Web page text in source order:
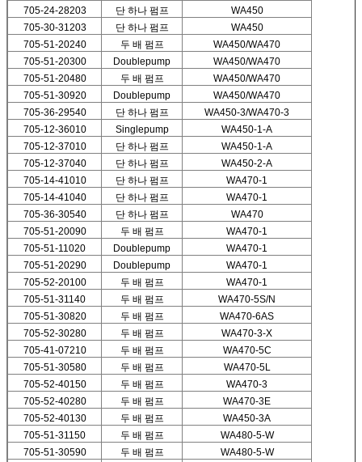
705-24-28203
단 하나 펌프
WA450
705-30-31203
단 하나 펌프
WA450
705-51-20240
두 배 펌프
WA450/WA470
705-51-20300
Doublepump
WA450/WA470
705-51-20480
두 배 펌프
WA450/WA470
705-51-30920
Doublepump
WA450/WA470
705-36-29540
단 하나 펌프
WA450-3/WA470-3
705-12-36010
Singlepump
WA450-1-A
705-12-37010
단 하나 펌프
WA450-1-A
705-12-37040
단 하나 펌프
WA450-2-A
705-14-41010
단 하나 펌프
WA470-1
705-14-41040
단 하나 펌프
WA470-1
705-36-30540
단 하나 펌프
WA470
705-51-20090
두 배 펌프
WA470-1
705-51-11020
Doublepump
WA470-1
705-51-20290
Doublepump
WA470-1
705-52-20100
두 배 펌프
WA470-1
705-51-31140
두 배 펌프
WA470-5S/N
705-51-30820
두 배 펌프
WA470-6AS
705-52-30280
두 배 펌프
WA470-3-X
705-41-07210
두 배 펌프
WA470-5C
705-51-30580
두 배 펌프
WA470-5L
705-52-40150
두 배 펌프
WA470-3
705-52-40280
두 배 펌프
WA470-3E
705-52-40130
두 배 펌프
WA450-3A
705-51-31150
두 배 펌프
WA480-5-W
705-51-30590
두 배 펌프
WA480-5-W